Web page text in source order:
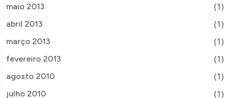
maio 2013 (1)
abril 2013 (1)
março 2013 (1)
fevereiro 2013 (1)
agosto 2010 (1)
julho 2010 (1)